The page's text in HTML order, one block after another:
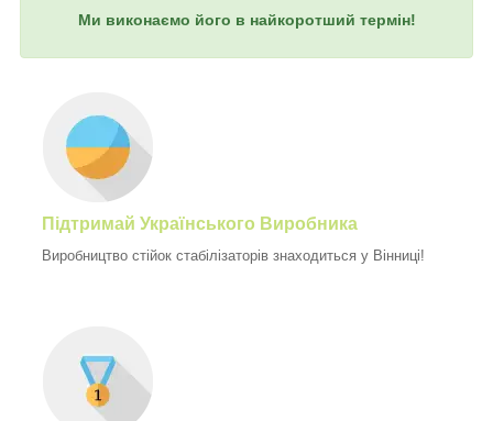
Ми виконаємо його в найкоротший термін!
Підтримай Українського Виробника
Виробництво стійок стабілізаторів знаходиться у Вінниці!